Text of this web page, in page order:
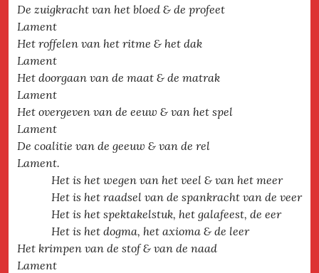
De zuigkracht van het bloed & de profeet
Lament
Het roffelen van het ritme & het dak
Lament
Het doorgaan van de maat & de matrak
Lament
Het overgeven van de eeuw & van het spel
Lament
De coalitie van de geeuw & van de rel
Lament.
Het is het wegen van het veel & van het meer
Het is het raadsel van de spankracht van de veer
Het is het spektakelstuk, het galafeest, de eer
Het is het dogma, het axioma & de leer
Het krimpen van de stof & van de naad
Lament